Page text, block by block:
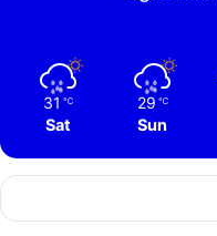
31 ℃
Sat
29 ℃
Sun